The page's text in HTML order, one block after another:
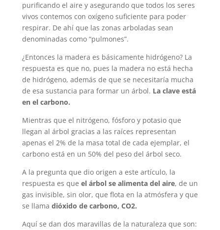
purificando el aire y asegurando que todos los seres
vivos contemos con oxígeno suficiente para poder
respirar. De ahí que las zonas arboladas sean
denominadas como “pulmones”.
¿Entonces la madera es básicamente hidrógeno? La
respuesta es que no, pues la madera no está hecha
de hidrógeno, además de que se necesitaría mucha
de esa sustancia para formar un árbol. La clave está
en el carbono.
Mientras que el nitrógeno, fósforo y potasio que
llegan al árbol gracias a las raíces representan
apenas el 2% de la masa total de cada ejemplar, el
carbono está en un 50% del peso del árbol seco.
A la pregunta que dio origen a este artículo, la
respuesta es que el árbol se alimenta del aire, de un
gas invisible, sin olor, que flota en la atmósfera y que
se llama dióxido de carbono, CO2.
Aquí se dan dos maravillas de la naturaleza que son: